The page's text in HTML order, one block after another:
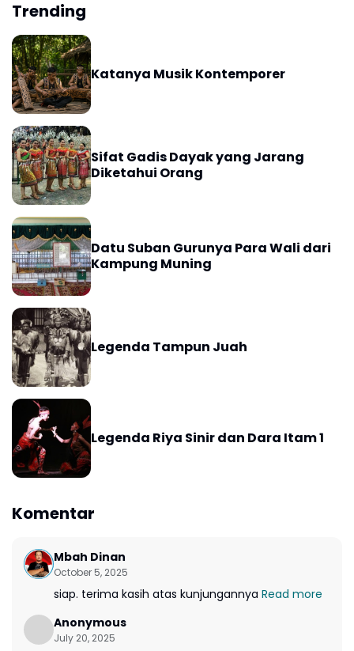
Trending
Katanya Musik Kontemporer
Sifat Gadis Dayak yang Jarang
Diketahui Orang
Datu Suban Gurunya Para Wali dari
Kampung Muning
Legenda Tampun Juah
Legenda Riya Sinir dan Dara Itam 1
Komentar
Mbah Dinan
October 5, 2025
siap. terima kasih atas kunjungannya Read more
Anonymous
July 20, 2025